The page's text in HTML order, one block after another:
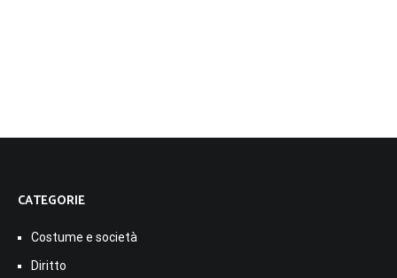
CATEGORIE
Costume e società
Diritto